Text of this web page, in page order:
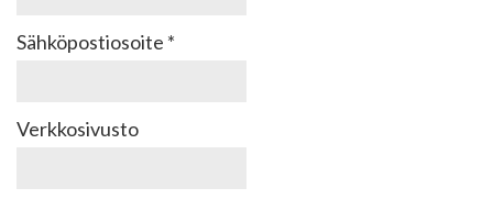
Sähköpostiosoite *
Verkkosivusto